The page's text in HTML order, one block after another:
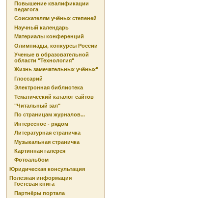
Повышение квалификации
педагога
Соискателям учёных степеней
Научный календарь
Материалы конференций
Олимпиады, конкурсы России
Ученые в образовательной
области "Технология"
Жизнь замечательных учёных"
Глоссарий
Электронная библиотека
Тематический каталог сайтов
"Читальный зал"
По страницам журналов...
Интересное - рядом
Литературная страничка
Музыкальная страничка
Картинная галерея
Фотоальбом
Юридическая консультация
Полезная информация
Гостевая книга
Партнёры портала